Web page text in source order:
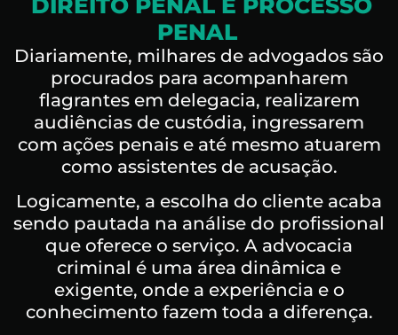
PENAL
Diariamente, milhares de advogados são
procurados para acompanharem
flagrantes em delegacia, realizarem
audiências de custódia, ingressarem
com ações penais e até mesmo atuarem
como assistentes de acusação.
Logicamente, a escolha do cliente acaba
sendo pautada na análise do profissional
que oferece o serviço. A advocacia
criminal é uma área dinâmica e
exigente, onde a experiência e o
conhecimento fazem toda a diferença.